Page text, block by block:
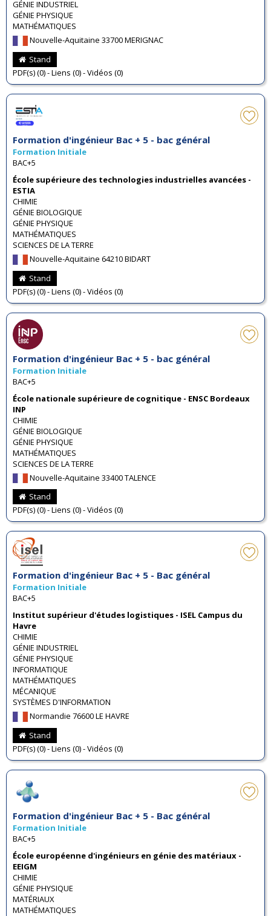
GÉNIE INDUSTRIEL
GÉNIE PHYSIQUE
MATHÉMATIQUES
Nouvelle-Aquitaine 33700 MERIGNAC
Stand
PDF(s) (0) - Liens (0) - Vidéos (0)
Formation d'ingénieur Bac + 5 - bac général
Formation Initiale
BAC+5
École supérieure des technologies industrielles avancées -
ESTIA
CHIMIE
GÉNIE BIOLOGIQUE
GÉNIE PHYSIQUE
MATHÉMATIQUES
SCIENCES DE LA TERRE
Nouvelle-Aquitaine 64210 BIDART
Stand
PDF(s) (0) - Liens (0) - Vidéos (0)
Formation d'ingénieur Bac + 5 - bac général
Formation Initiale
BAC+5
École nationale supérieure de cognitique - ENSC Bordeaux
INP
CHIMIE
GÉNIE BIOLOGIQUE
GÉNIE PHYSIQUE
MATHÉMATIQUES
SCIENCES DE LA TERRE
Nouvelle-Aquitaine 33400 TALENCE
Stand
PDF(s) (0) - Liens (0) - Vidéos (0)
Formation d'ingénieur Bac + 5 - Bac général
Formation Initiale
BAC+5
Institut supérieur d'études logistiques - ISEL Campus du
Havre
CHIMIE
GÉNIE INDUSTRIEL
GÉNIE PHYSIQUE
INFORMATIQUE
MATHÉMATIQUES
MÉCANIQUE
SYSTÈMES D'INFORMATION
Normandie 76600 LE HAVRE
Stand
PDF(s) (0) - Liens (0) - Vidéos (0)
Formation d'ingénieur Bac + 5 - Bac général
Formation Initiale
BAC+5
École européenne d'ingénieurs en génie des matériaux -
EEIGM
CHIMIE
GÉNIE PHYSIQUE
MATÉRIAUX
MATHÉMATIQUES